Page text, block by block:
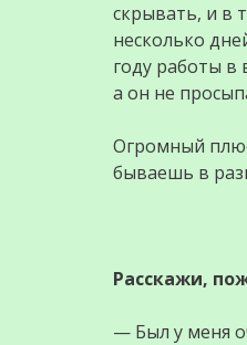
скрывать, и в
несколько
году работы в
а он не
Огромный
бываешь в
Расскажи,
— Был у меня